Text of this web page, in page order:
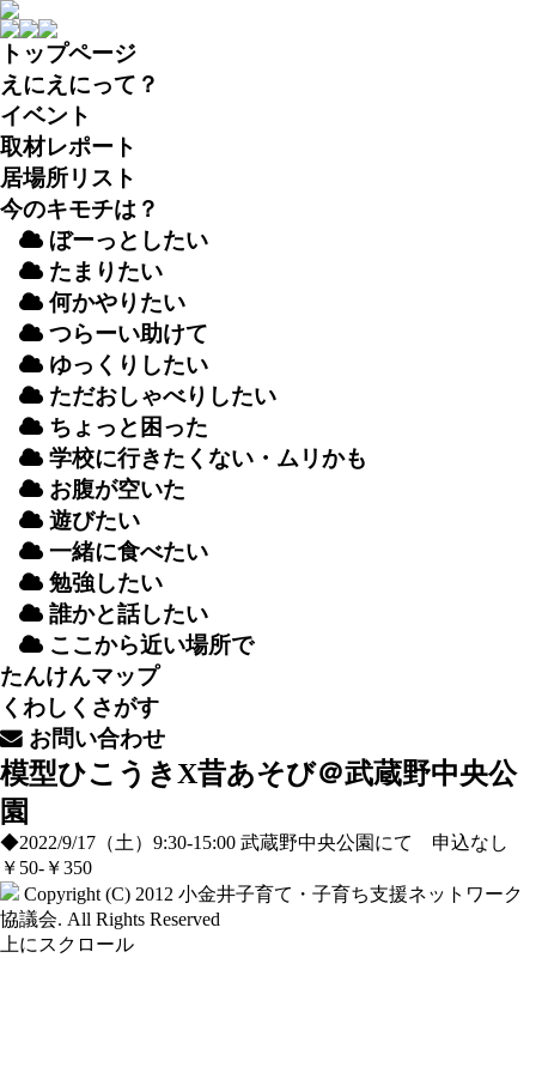
トップページ
えにえにって？
イベント
取材レポート
居場所リスト
今のキモチは？
ぼーっとしたい
たまりたい
何かやりたい
つらーい助けて
ゆっくりしたい
ただおしゃべりしたい
ちょっと 困 った
学校に行きたくない・ムリかも
お腹が空いた
遊びたい
一緒に食べたい
勉強したい
誰かと話したい
ここから近い場所で
たんけんマップ
くわしくさがす
お問い合わせ
模型ひこうきX昔あそび＠武蔵野中央公
園
◆2022/9/17（土）9:30-15:00 武蔵野中央公園にて 申込なし
￥50-￥350
Copyright (C) 2012 小金井子育て・子育ち支援ネットワーク
協議会. All Rights Reserved
上にスクロール